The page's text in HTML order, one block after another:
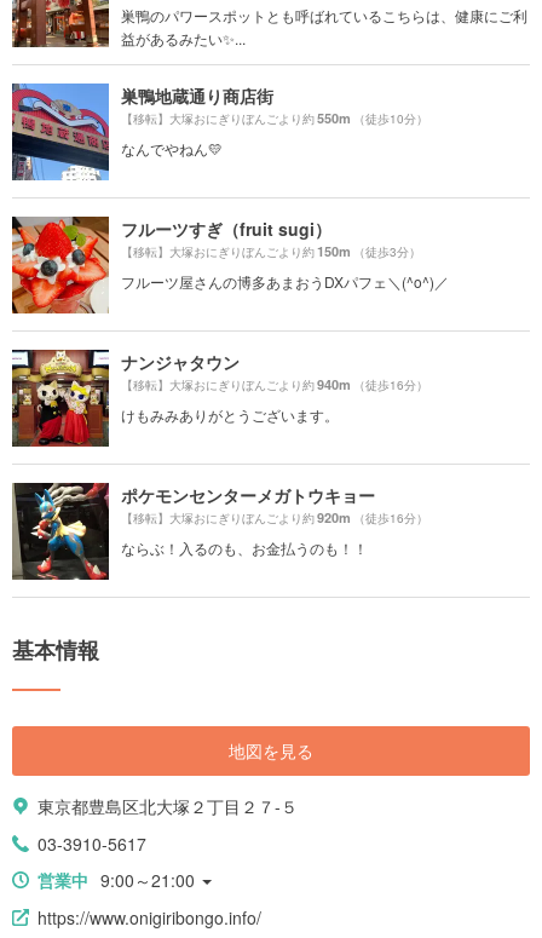
巣鴨のパワースポットとも呼ばれているこちらは、健康にご利
益があるみたい✨...
巣鴨地蔵通り商店街
【移転】大塚おにぎりぼんごより約550m （徒歩10分）
なんでやねん💛
フルーツすぎ（fruit sugi）
【移転】大塚おにぎりぼんごより約150m （徒歩3分）
フルーツ屋さんの博多あまおうDXパフェ＼(^o^)／
ナンジャタウン
【移転】大塚おにぎりぼんごより約940m （徒歩16分）
けもみみありがとうございます。
ポケモンセンターメガトウキョー
【移転】大塚おにぎりぼんごより約920m （徒歩16分）
ならぶ！入るのも、お金払うのも！！
基本情報
地図を見る
東京都豊島区北大塚２丁目２７-５
03-3910-5617
営業中 9:00～21:00
https://www.onigiribongo.info/